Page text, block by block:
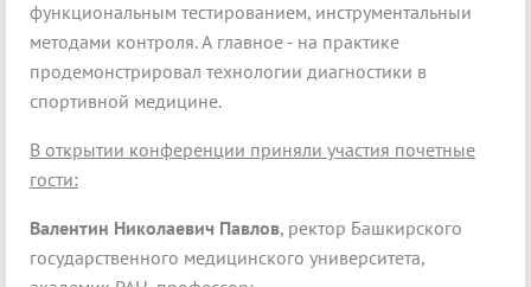
функциональным тестированием, инструментальныи
методами контроля. А главное - на практике
продемонстрировал технологии диагностики в
спортивной медицине.
В открытии конференции приняли участия почетные
гости:
Валентин Николаевич Павлов, ректор Башкирского
государственного медицинского университета,